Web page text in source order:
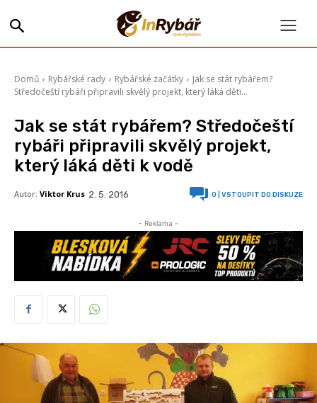
Domů Rybářské rady Rybářské začátky
Jak se stát rybářem?
Středočeští rybáři připravili skvělý projekt, který láká děti...
Jak se stát rybářem? Středočeští
rybáři připravili skvělý projekt,
který láká děti k vodě
Autor: Viktor Krus 2. 5. 2016 0 | VSTOUPIT DO DISKUZE
- Reklama -